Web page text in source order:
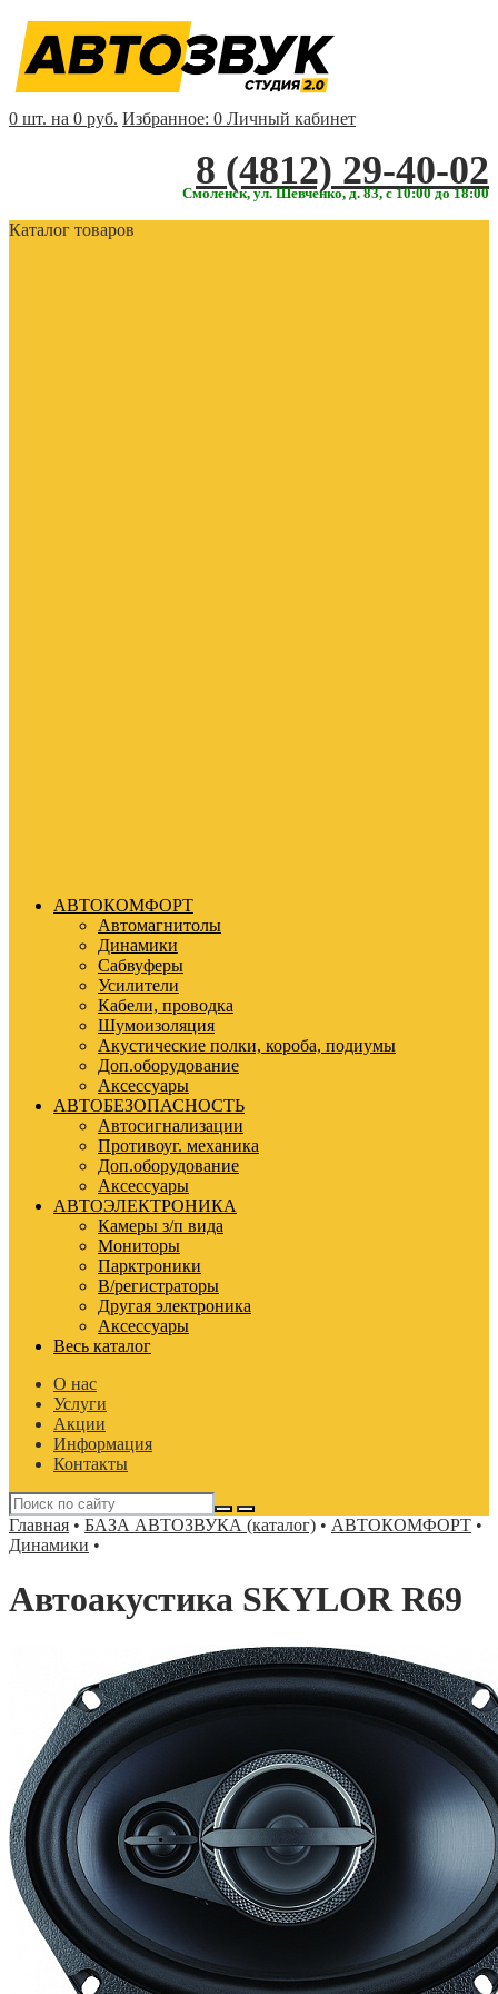
0 шт. на 0 руб. Избранное: 0 Личный кабинет
‎‎8 (4812) 29-40-02
Смоленск, ул. Шевченко, д. 83, с 10:00 до 18:00
Каталог товаров
АВТОКОМФОРТ
Автомагнитолы
Динамики
Сабвуферы
Усилители
Кабели, проводка
Шумоизоляция
Акустические полки, короба, подиумы
Доп.оборудование
Аксессуары
АВТОБЕЗОПАСНОСТЬ
Автосигнализации
Противоуг. механика
Доп.оборудование
Аксессуары
АВТОЭЛЕКТРОНИКА
Камеры з/п вида
Мониторы
Парктроники
В/регистраторы
Другая электроника
Аксессуары
Весь каталог
О нас
Услуги
Акции
Информация
Контакты
Главная • БАЗА АВТОЗВУКА (каталог) • АВТОКОМФОРТ •
Динамики •
Автоакустика SKYLOR R69